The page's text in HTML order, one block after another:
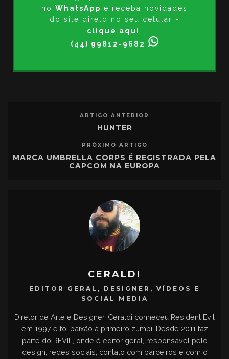
no WhatsApp e receba novidades
do site direto no seu celular -
clique aqui
(44) 99812-9682
ARTIGO ANTERIOR
HUNTER
PRÓXIMO ARTIGO
MARCA UMBRELLA CORPS É REGISTRADA PELA
CAPCOM NA EUROPA
CERALDI
EDITOR GERAL, DESIGNER, VÍDEOS E
SOCIAL MEDIA
Diretor de Arte e Designer, Ceraldi conheceu Resident Evil
em 1997 e foi paixão à primeiro zumbi. Desde 2011 faz
parte do REVIL, onde é editor geral, responsável pelo
design, redes sociais, contato com parceiros e com o